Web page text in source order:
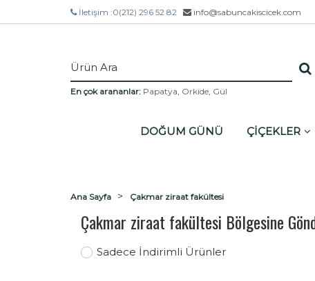
İletişim :0(212) 296 52 82 info@sabuncakiscicek.com
En çok arananlar: Papatya, Orkide, Gül
DOĞUM GÜNÜ ÇİÇEKLER
Ana Sayfa Çakmar ziraat fakültesi
Çakmar ziraat fakültesi Bölgesine
Sadece İndirimli Ürünler